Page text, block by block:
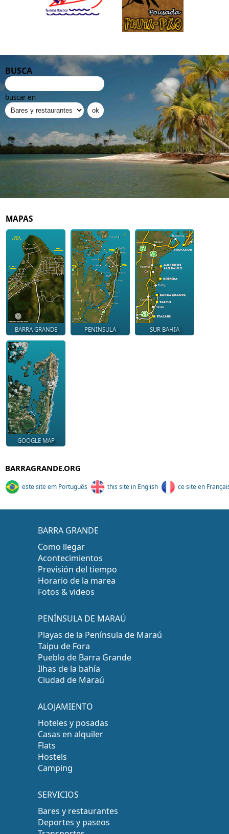
BUSCA
buscar en
MAPAS
BARRA GRANDE PENINSULA SUR BAHIA
GOOGLE MAP
BARRAGRANDE.ORG
este site em Português this site in English ce site en
BARRA GRANDE
Como llegar
Acontecimientos
Previsión del tiempo
Horario de la marea
Fotos & videos
PENÍNSULA DE MARAÚ
Playas de la Península de Maraú
Taipu de Fora
Pueblo de Barra Grande
Ilhas de la bahía
Ciudad de Maraú
ALOJAMIENTO
Hoteles y posadas
Casas en alquiler
Flats
Hostels
Camping
SERVICIOS
Bares y restaurantes
Deportes y paseos